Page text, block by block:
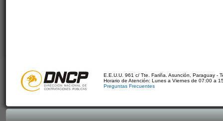
E.E.U.U. 961 c/ Tte. Fariña. Asunción, Paraguay -
Horario de Atención: Lunes a Viernes de 07:00 a
Preguntas Frecuentes